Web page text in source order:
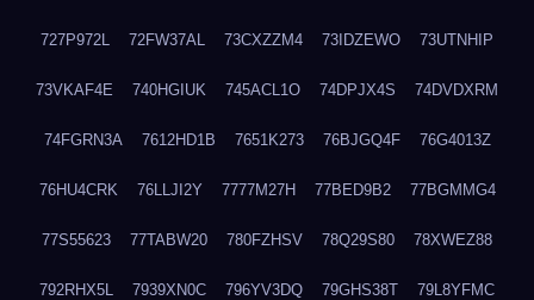
727P972L 72FW37AL 73CXZZM4 73IDZEWO 73UTNHIP
73VKAF4E 740HGIUK 745ACL1O 74DPJX4S 74DVDXRM
74FGRN3A 7612HD1B 7651K273 76BJGQ4F 76G4013Z
76HU4CRK 76LLJI2Y 7777M27H 77BED9B2 77BGMMG4
77S55623 77TABW20 780FZHSV 78Q29S80 78XWEZ88
792RHX5L 7939XN0C 796YV3DQ 79GHS38T 79L8YFMC